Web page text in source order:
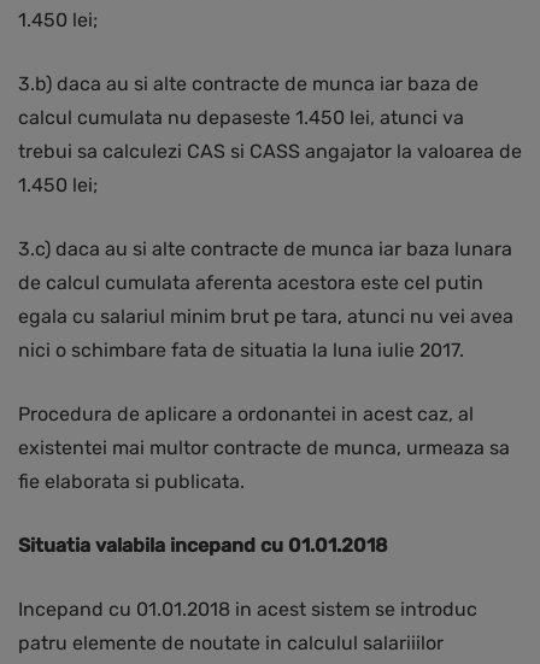
1.450 lei;
3.b) daca au si alte contracte de munca iar baza de
calcul cumulata nu depaseste 1.450 lei, atunci va
trebui sa calculezi CAS si CASS angajator la valoarea de
1.450 lei;
3.c) daca au si alte contracte de munca iar baza lunara
de calcul cumulata aferenta acestora este cel putin
egala cu salariul minim brut pe tara, atunci nu vei avea
nici o schimbare fata de situatia la luna iulie 2017.
Procedura de aplicare a ordonantei in acest caz, al
existentei mai multor contracte de munca, urmeaza sa
fie elaborata si publicata.
Situatia valabila incepand cu 01.01.2018
Incepand cu 01.01.2018 in acest sistem se introduc
patru elemente de noutate in calculul salariiilor